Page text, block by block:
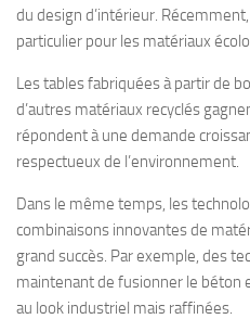
du design d’intérieur.
particulier pour les matériaux
Les tables fabriquées à partir de
d’autres matériaux recyclés
répondent à une demande
respectueux de l’environnement.
Dans le même temps, les
combinaisons innovantes de
grand succès. Par exemple, des
maintenant de fusionner le béton
au look industriel mais raffinées.